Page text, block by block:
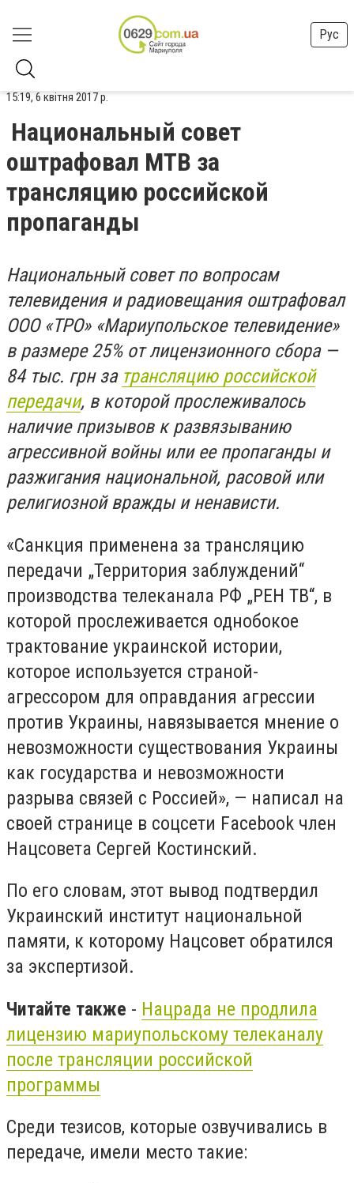
Рус
15:19, 6 квітня 2017 р.
Национальный совет
оштрафовал МТВ за
трансляцию российской
пропаганды
Национальный совет по вопросам
телевидения и радиовещания оштрафовал
ООО «ТРО» «Мариупольское телевидение»
в размере 25% от лицензионного сбора —
84 тыс. грн за трансляцию российской
передачи, в которой прослеживалось
наличие призывов к развязыванию
агрессивной войны или ее пропаганды и
разжигания национальной, расовой или
религиозной вражды и ненависти.
«Санкция применена за трансляцию
передачи „Территория заблуждений“
производства телеканала РФ „РЕН ТВ“, в
которой прослеживается однобокое
трактование украинской истории,
которое используется страной-
агрессором для оправдания агрессии
против Украины, навязывается мнение о
невозможности существования Украины
как государства и невозможности
разрыва связей с Россией», — написал на
своей странице в соцсети Facebook член
Нацсовета Сергей Костинский.
По его словам, этот вывод подтвердил
Украинский институт национальной
памяти, к которому Нацсовет обратился
за экспертизой.
Читайте также - Нацрада не продлила
лицензию мариупольскому телеканалу
после трансляции российской
программы
Среди тезисов, которые озвучивались в
передаче, имели место такие: